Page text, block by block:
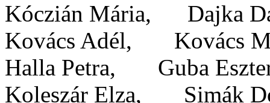
Kóczián Mária,
Kovács Adél,
Halla Petra, Guba
Koleszár Elza,